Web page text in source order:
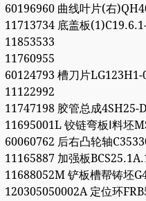
60196960 曲线叶片(右
11713734 底盖板
11853533
11760955
60124793 槽刀片LG123H1-
11122992
11747198 胶管总成4SH25-
11695001L 铰链弯板Ⅰ料坯
60060762 后右凸轮轴
11165887 加强板
11688052M 铲板槽帮铸坯
120305050002A 定位环